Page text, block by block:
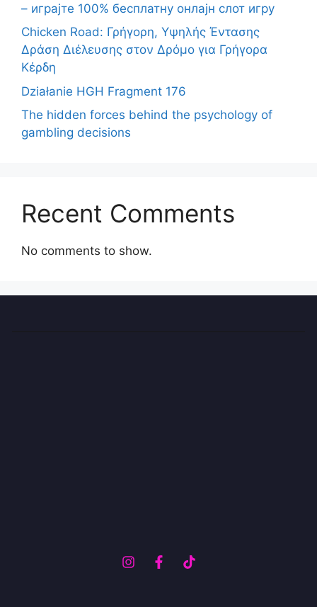
– играјте 100% бесплатну онлајн слот игру
Chicken Road: Γρήγορη, Υψηλής Έντασης
Δράση Διέλευσης στον Δρόμο για Γρήγορα
Κέρδη
Działanie HGH Fragment 176
The hidden forces behind the psychology of
gambling decisions
Recent Comments
No comments to show.